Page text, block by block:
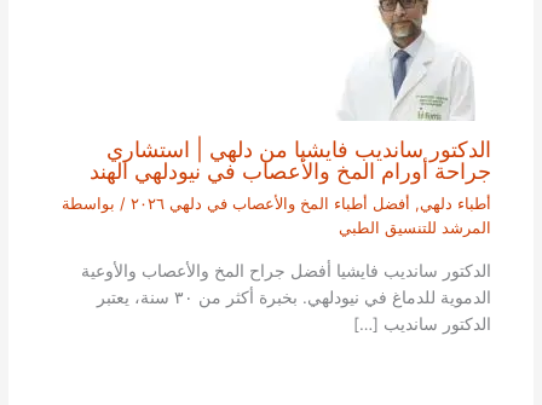
الدكتور سانديب فايشيا من دلهي | استشاري
جراحة أورام المخ والأعصاب في نيودلهي الهند
أطباء دلهي, أفضل أطباء المخ والأعصاب في دلهي ٢٠٢٦
/ بواسطة
المرشد للتنسيق الطبي
الدكتور سانديب فايشيا أفضل جراح المخ والأعصاب والأوعية
الدموية للدماغ في نيودلهي. بخبرة أكثر من ٣٠ سنة، يعتبر
الدكتور سانديب […]